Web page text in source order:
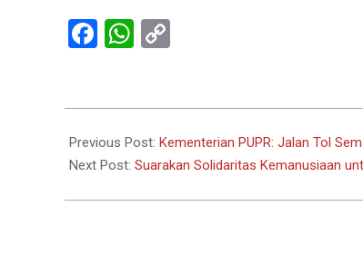
Facebook
WhatsApp
05-
07
Previous Post: Kementerian PUPR: Jalan Tol
Next Post: Suarakan Solidaritas Kemanusiaan